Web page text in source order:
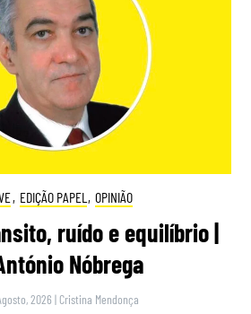
, EDIÇÃO PAPEL , OPINIÃO
ruído e equilíbrio |
Nóbrega
2026 | Cristina Mendonça